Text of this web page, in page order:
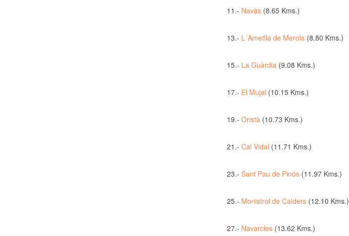
11.- Navàs(8.65 Kms.)
13.- L´Ametlla de Merola(8.80 Kms.)
15.- La Guàrdia(9.08 Kms.)
17.- El Mujal (10.15 Kms.)
19.- Oristà(10.73 Kms.)
21.- Cal Vidal (11.71 Kms.)
23.- Sant Pau de Pinós(11.97 Kms.)
25.- Monistrol de Calders(12.10 Kms.)
27.- Navarcles(13.62 Kms.)